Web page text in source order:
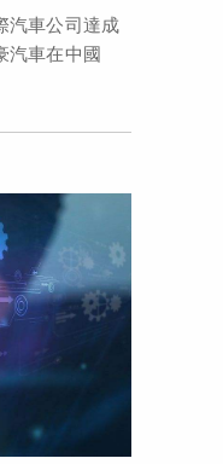
汽車公司達成
汽車在中國